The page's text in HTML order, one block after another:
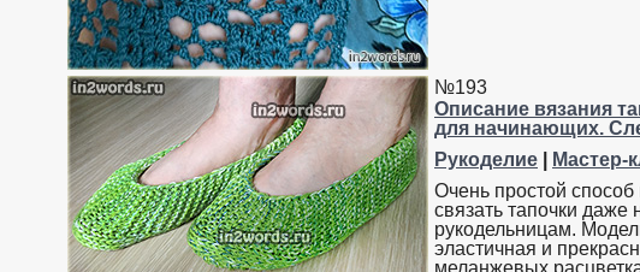
№193
Описание вязания
для начинающих.
Рукоделие
Мастер-
Очень простой
связать тапочки
рукодельницам.
эластичная и